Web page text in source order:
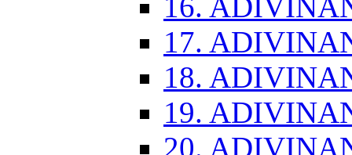
17.
18.
19.
20.